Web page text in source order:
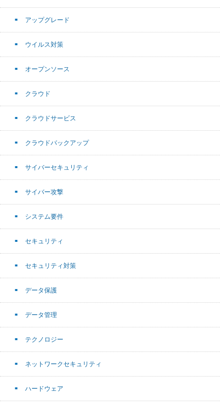
アップグレード
ウイルス対策
オープンソース
クラウド
クラウドサービス
クラウドバックアップ
サイバーセキュリティ
サイバー攻撃
システム要件
セキュリティ
セキュリティ対策
データ保護
データ管理
テクノロジー
ネットワークセキュリティ
ハードウェア